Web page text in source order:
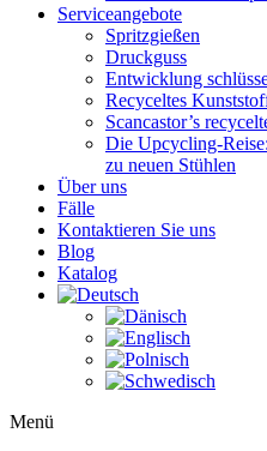
Serviceangebote
Spritzgießen
Druckguss
Entwicklung
Recyceltes
Scancastor’s
Die Upcycling-
zu neuen Stühlen
Über uns
Fälle
Kontaktieren Sie uns
Blog
Katalog
Menü